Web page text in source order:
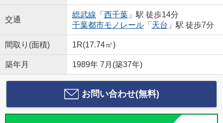
交通
総武線 「 西千葉」駅 徒歩14分
千葉都市モノレール「 天台 」駅 徒歩7分
間取り(面積) 1R(17.74㎡)
築年月 1989年 7月(築37年)
お問い合わせ(無料)